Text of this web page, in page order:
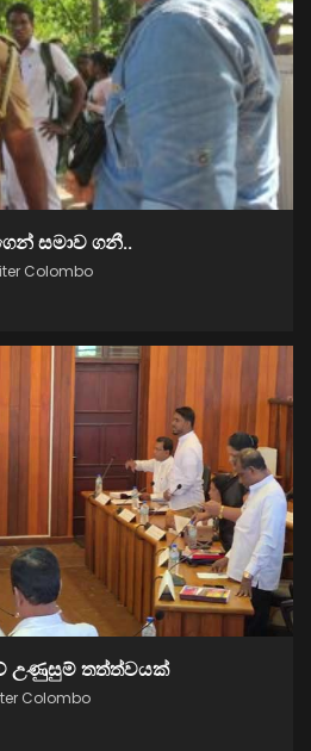
සමාව ගනී..
Colombo
උණුසුම් තත්ත්වයක්
Colombo